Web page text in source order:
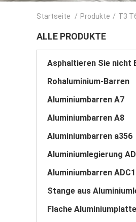
Startseite / Produkte / T3
ALLE PRODUKTE
Asphaltieren Sie nicht
Rohaluminium-Barren
Aluminiumbarren A7
Aluminiumbarren A8
Aluminiumbarren a356
Aluminiumlegierung
Aluminiumbarren
Stange aus
Flache Aluminiumplatte